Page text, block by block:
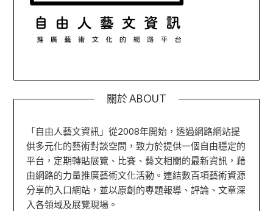
關於 ABOUT
「自由人藝文資訊」從2008年開始，透過網路網站提
供多元化的藝術對談空間，致力於提供一個自由穩定的
平台，定期轉貼展覽、比賽、藝文相關的最新資訊，藉
由網路的力量推廣藝術文化活動。連結數百項藝術資源
分享的入口網站，並以原創的專題報導、評論、文章深
入各領域及展覽現場。